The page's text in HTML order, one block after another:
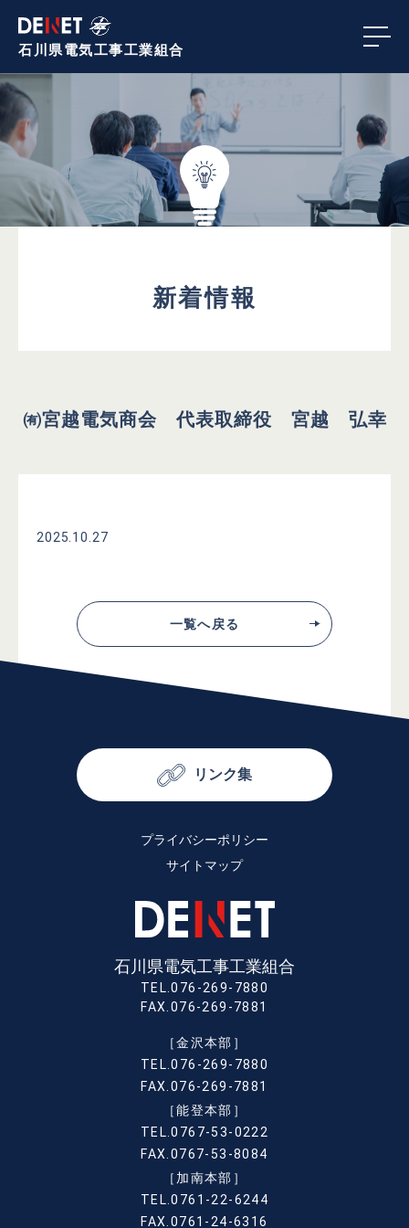
石川県電気工事工業組合
新着情報
㈲宮越電気商会 代表取締役 宮越 弘幸
2025.10.27
一覧へ戻る
リンク集
プライバシーポリシー
サイトマップ
石川県電気工事工業組合
TEL.076-269-7880
FAX.076-269-7881
［金沢本部］
TEL.076-269-7880
FAX.076-269-7881
［能登本部］
TEL.0767-53-0222
FAX.0767-53-8084
［加南本部］
TEL.0761-22-6244
FAX.0761-24-6316